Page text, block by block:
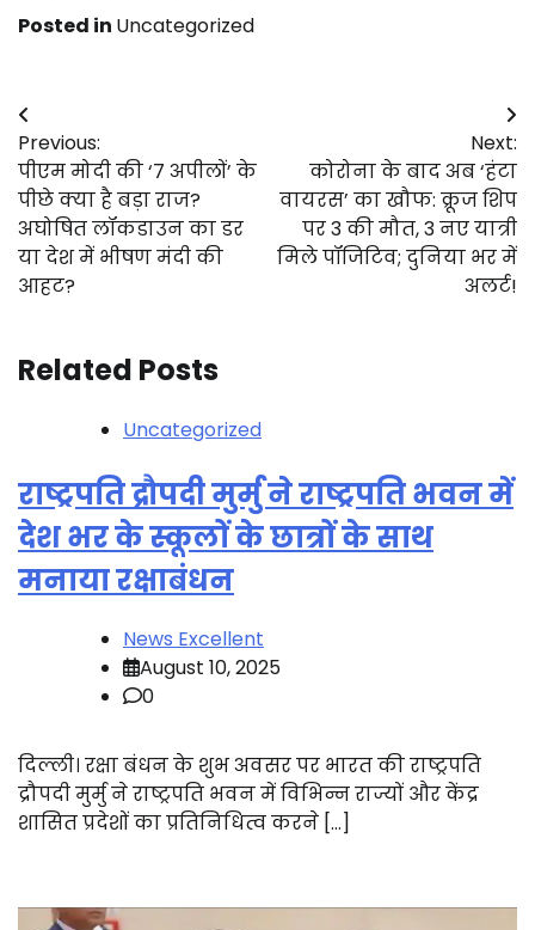
Posted in Uncategorized
Post
navigation
Previous:
पीएम मोदी की ‘7 अपीलों’ के
पीछे क्या है बड़ा राज?
अघोषित लॉकडाउन का डर
या देश में भीषण मंदी की
आहट?
Next:
कोरोना के बाद अब ‘हंटा
वायरस’ का खौफ: क्रूज शिप
पर 3 की मौत, 3 नए यात्री
मिले पॉजिटिव; दुनिया भर में
अलर्ट!
Related Posts
Uncategorized
राष्ट्रपति द्रौपदी मुर्मु ने राष्ट्रपति भवन में
देश भर के स्कूलों के छात्रों के साथ
मनाया रक्षाबंधन
News Excellent
August 10, 2025
0
दिल्ली। रक्षा बंधन के शुभ अवसर पर भारत की राष्ट्रपति
द्रौपदी मुर्मु ने राष्ट्रपति भवन में विभिन्न राज्यों और केंद्र
शासित प्रदेशों का प्रतिनिधित्व करने […]